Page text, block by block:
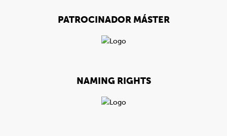
PATROCINADOR MÁSTER
NAMING RIGHTS